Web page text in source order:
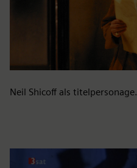
Neil Shicoff als titelpersonage.